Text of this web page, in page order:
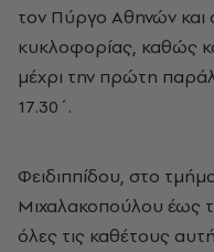
τον Πύργο Αθηνών
κυκλοφορίας, καθώς
μέχρι την πρώτη
17.30΄.
Φειδιππίδου, στο
Μιχαλακοπούλου έως
όλες τις καθέτους